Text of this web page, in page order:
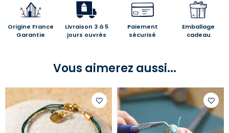
Origine France
Garantie
Livraison 3 à 5
jours ouvrés
Paiement
sécurisé
Emballage
cadeau
Vous aimerez aussi...
Ajouter
à
à